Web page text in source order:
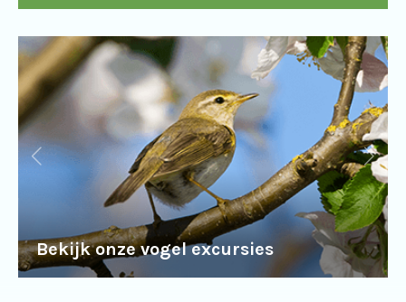
Bekijk onze vogel excursies